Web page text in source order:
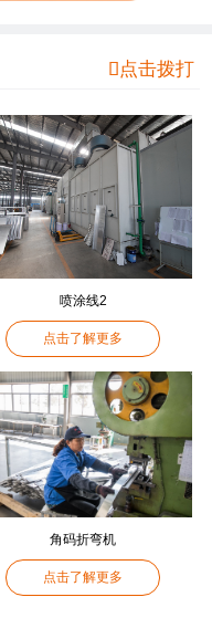
点击拨打
喷涂线2
点击了解更多
角码折弯机
点击了解更多